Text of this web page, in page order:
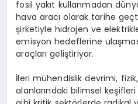
fosil yakıt kullanmadan
hava aracı olarak tarihe
şirketiyle hidrojen ve elektrikle
emisyon hedeflerine
araçları geliştiriyor.
İleri mühendislik devrimi,
alanlarındaki bilimsel